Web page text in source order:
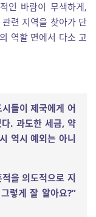
인 바람이 무색하게,
련 지역을 찾아가 단
역할 면에서 다소 고
들이 제국에게 어
. 과도한 세금,약
역시 예외는 아니
을 의도적으로 지
렇게 잘 알아요?”